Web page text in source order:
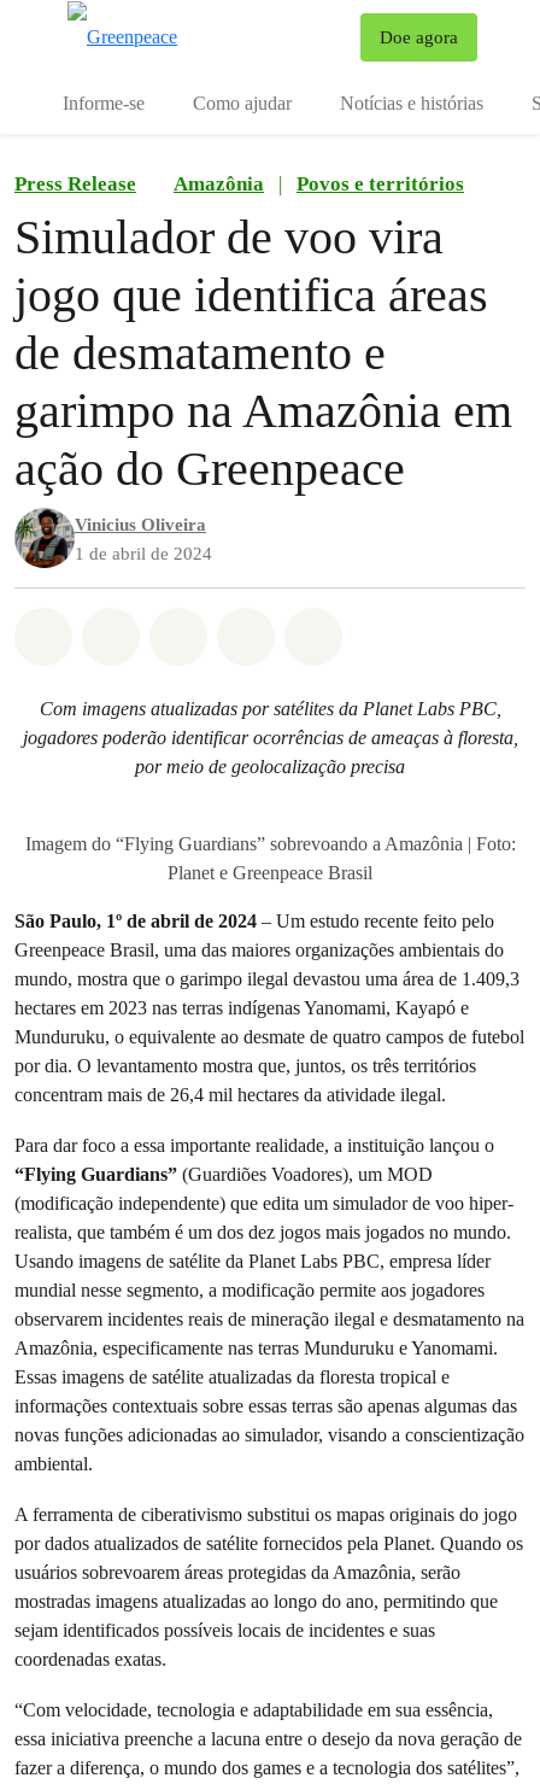
Doe agora
Informe-se Como ajudar Notícias e histórias
Press Release Amazônia | Povos e territórios
Simulador de voo vira
jogo que identifica áreas
de desmatamento e
garimpo na Amazônia em
ação do Greenpeace
Vinicius Oliveira
1 de abril de 2024
Com imagens atualizadas por satélites da Planet Labs PBC,
jogadores poderão identificar ocorrências de ameaças à floresta,
por meio de geolocalização precisa
Imagem do “Flying Guardians” sobrevoando a Amazônia | Foto:
Planet e Greenpeace Brasil
São Paulo, 1º de abril de 2024 – Um estudo recente feito pelo
Greenpeace Brasil, uma das maiores organizações ambientais do
mundo, mostra que o garimpo ilegal devastou uma área de 1.409,3
hectares em 2023 nas terras indígenas Yanomami, Kayapó e
Munduruku, o equivalente ao desmate de quatro campos de futebol
por dia. O levantamento mostra que, juntos, os três territórios
concentram mais de 26,4 mil hectares da atividade ilegal.
Para dar foco a essa importante realidade, a instituição lançou o
“Flying Guardians” (Guardiões Voadores), um MOD
(modificação independente) que edita um simulador de voo hiper-
realista, que também é um dos dez jogos mais jogados no mundo.
Usando imagens de satélite da Planet Labs PBC, empresa líder
mundial nesse segmento, a modificação permite aos jogadores
observarem incidentes reais de mineração ilegal e desmatamento na
Amazônia, especificamente nas terras Munduruku e Yanomami.
Essas imagens de satélite atualizadas da floresta tropical e
informações contextuais sobre essas terras são apenas algumas das
novas funções adicionadas ao simulador, visando a conscientização
ambiental.
A ferramenta de ciberativismo substitui os mapas originais do jogo
por dados atualizados de satélite fornecidos pela Planet. Quando os
usuários sobrevoarem áreas protegidas da Amazônia, serão
mostradas imagens atualizadas ao longo do ano, permitindo que
sejam identificados possíveis locais de incidentes e suas
coordenadas exatas.
“Com velocidade, tecnologia e adaptabilidade em sua essência,
essa iniciativa preenche a lacuna entre o desejo da nova geração de
fazer a diferença, o mundo dos games e a tecnologia dos satélites”,